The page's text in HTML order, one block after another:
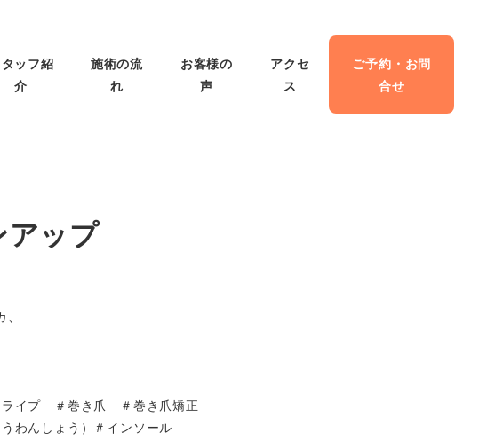
ッフ紹
介
施術の流
れ
お客様の
声
アクセ
ス
ご予約・お問
合せ
アップ
イプ ＃巻き爪 ＃巻き爪矯正
んしょう）＃インソール